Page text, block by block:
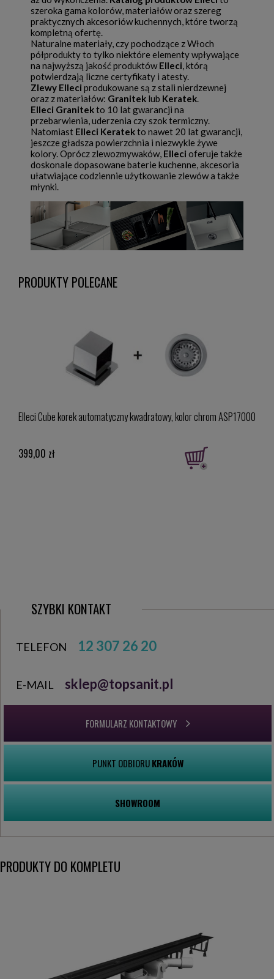
szeroka gama kolorów, materiałów oraz szereg
praktycznych akcesoriów kuchennych, które tworzą
kompletną ofertę.
Naturalne materiały, czy pochodzące z Włoch
półprodukty to tylko niektóre elementy wpływające
na najwyższą jakość produktówElleci, którą
potwierdzają liczne certyfikaty i atesty.
Zlewy Elleci produkowane są z stali nierdzewnej
oraz z materiałów: Granitek lub Keratek.
Elleci Granitekto 10 lat gwarancji na
przebarwienia, uderzenia czy szok termiczny.
Natomiast Elleci Keratekto nawet 20 lat gwarancji,
jeszcze gładsza powierzchnia i niezwykle żywe
kolory. Oprócz zlewozmywaków, Elleci oferuje także
doskonale dopasowane baterie kuchenne, akcesoria
ułatwiające codziennie użytkowanie zlewów a także
młynki.
PRODUKTY POLECANE
Elleci Cube korek automatyczny kwadratowy, kolor chrom ASP17000
399,00 zł
SZYBKI KONTAKT
TELEFON 12 307 26 20
E-MAIL sklep@topsanit.pl
FORMULARZ KONTAKTOWY
PUNKT ODBIORUKRAKÓW
SHOWROOM
PRODUKTY DO KOMPLETU